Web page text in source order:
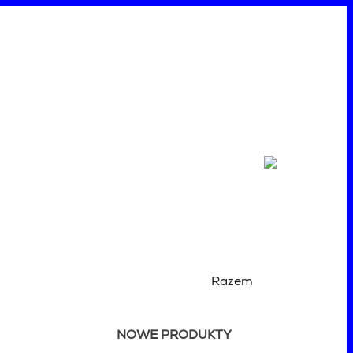
Razem
NOWE PRODUKTY